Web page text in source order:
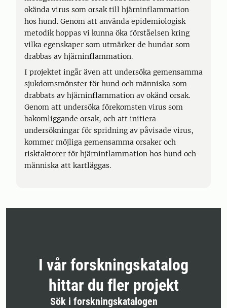
okända virus som orsak till hjärninflammation
hos hund. Genom att använda epidemiologisk
metodik hoppas vi kunna öka förståelsen kring
vilka egenskaper som utmärker de hundar som
drabbas av hjärninflammation.
I projektet ingår även att undersöka gemensamma
sjukdomsmönster för hund och människa som
drabbats av hjärninflammation av okänd orsak.
Genom att undersöka förekomsten virus som
bakomliggande orsak, och att initiera
undersökningar för spridning av påvisade virus,
kommer möjliga gemensamma orsaker och
riskfaktorer för hjärninflammation hos hund och
människa att kartläggas.
I vår forskningskatalog
hittar du fler projekt
Sök i forskningskatalogen